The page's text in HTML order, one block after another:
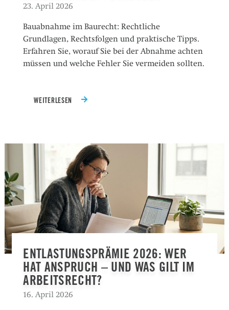
23. April 2026
Bauabnahme im Baurecht: Rechtliche
Grundlagen, Rechtsfolgen und praktische Tipps.
Erfahren Sie, worauf Sie bei der Abnahme achten
müssen und welche Fehler Sie vermeiden sollten.
WEITERLESEN
ENTLASTUNGSPRÄMIE 2026: WER
HAT ANSPRUCH – UND WAS GILT IM
ARBEITSRECHT?
16. April 2026